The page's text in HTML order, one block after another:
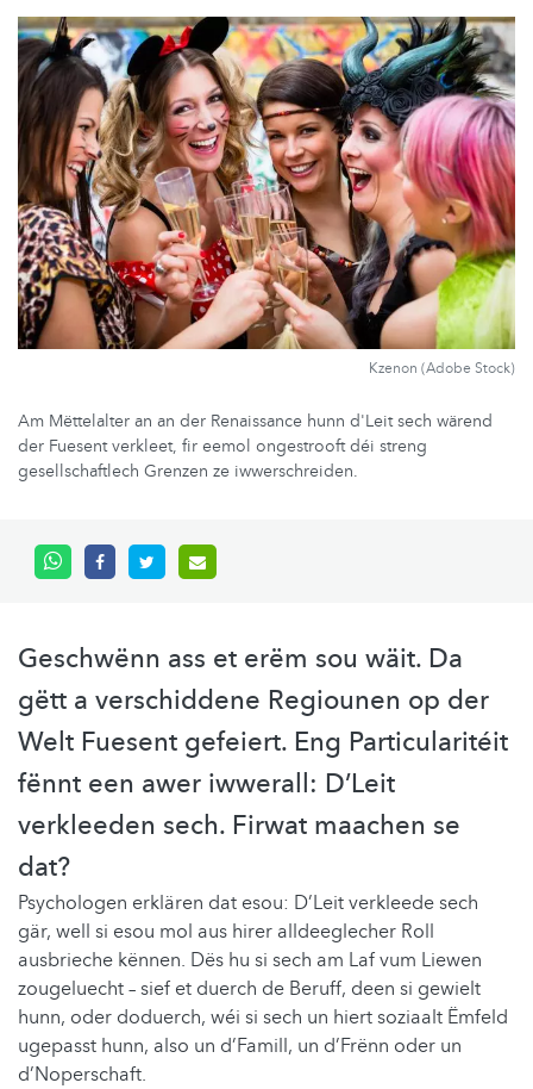
Kzenon (Adobe Stock)
Am Mëttelalter an an der Renaissance hunn d'Leit sech wärend
der Fuesent verkleet, fir eemol ongestrooft déi streng
gesellschaftlech Grenzen ze iwwerschreiden.
Geschwënn ass et erëm sou wäit. Da
gëtt a verschiddene Regiounen op der
Welt Fuesent gefeiert. Eng Particularitéit
fënnt een awer iwwerall: D’Leit
verkleeden sech. Firwat maachen se
dat?
Psychologen erklären dat esou: D’Leit verkleede sech
gär, well si esou mol aus hirer alldeeglecher Roll
ausbrieche kënnen. Dës hu si sech am Laf vum Liewen
zougeluecht – sief et duerch de Beruff, deen si gewielt
hunn, oder doduerch, wéi si sech un hiert soziaalt Ëmfeld
ugepasst hunn, also un d’Famill, un d’Frënn oder un
d’Noperschaft.